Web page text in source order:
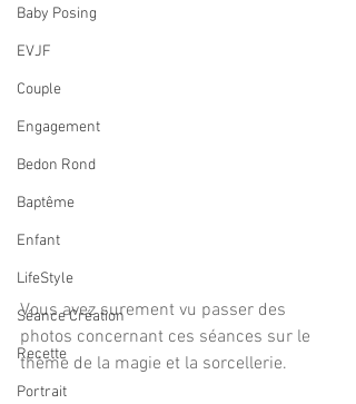
Baby Posing
EVJF
Couple
Engagement
Bedon Rond
Baptême
Enfant
LifeStyle
Séance Création
Recette
Portrait
Vous avez surement vu passer des
photos concernant ces séances sur le
thème de la magie et la sorcellerie.